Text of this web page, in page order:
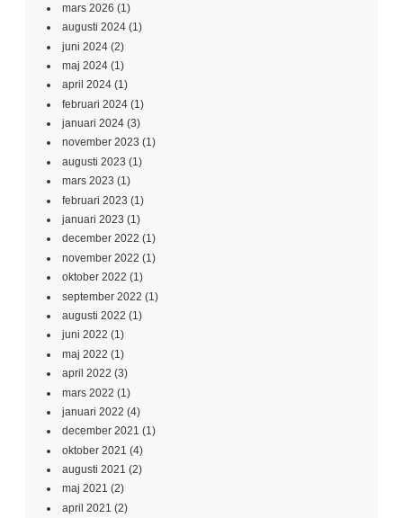
mars 2026 (1)
augusti 2024 (1)
juni 2024 (2)
maj 2024 (1)
april 2024 (1)
februari 2024 (1)
januari 2024 (3)
november 2023 (1)
augusti 2023 (1)
mars 2023 (1)
februari 2023 (1)
januari 2023 (1)
december 2022 (1)
november 2022 (1)
oktober 2022 (1)
september 2022 (1)
augusti 2022 (1)
juni 2022 (1)
maj 2022 (1)
april 2022 (3)
mars 2022 (1)
januari 2022 (4)
december 2021 (1)
oktober 2021 (4)
augusti 2021 (2)
maj 2021 (2)
april 2021 (2)